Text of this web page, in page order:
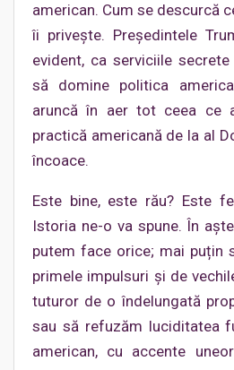
american. Cum se descurcă
îi privește. Președintele
evident, ca serviciile
să domine politica
aruncă în aer tot ceea ce
practică americană de la al
încoace.
Este bine, este rău? Este
Istoria ne-o va spune. În
putem face orice; mai puțin
primele impulsuri și de
tuturor de o îndelungată
sau să refuzăm luciditatea
american, cu accente